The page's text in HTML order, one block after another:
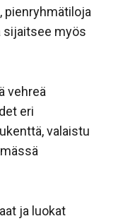
pienryhmätiloja
sijaitsee myös
vehreä
eri
valaistu
ja luokat